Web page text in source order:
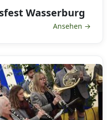
Wasserburg
Ansehen →